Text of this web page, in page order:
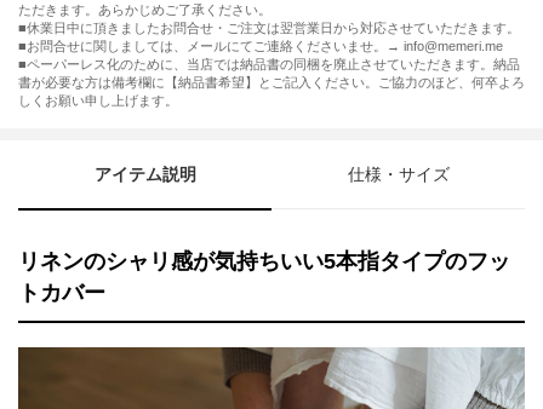
ただきます。あらかじめご了承ください。
■休業日中に頂きましたお問合せ・ご注文は翌営業日から対応させていただきます。
■お問合せに関しましては、メールにてご連絡くださいませ。→ info@memeri.me
■ペーパーレス化のために、当店では納品書の同梱を廃止させていただきます。納品
書が必要な方は備考欄に【納品書希望】とご記入ください。ご協力のほど、何卒よろ
しくお願い申し上げます。
アイテム説明 仕様・サイズ
リネンのシャリ感が気持ちいい5本指タイプのフッ
トカバー